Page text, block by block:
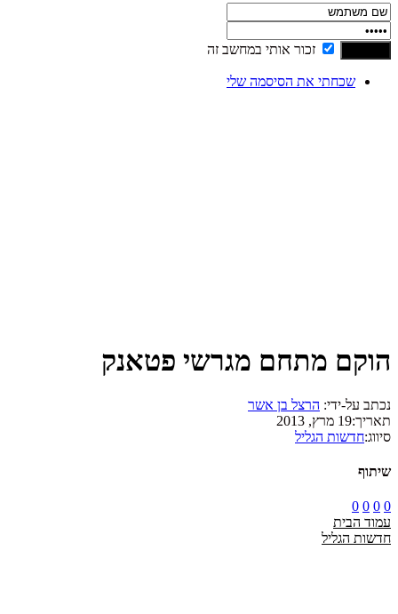
זכור אותי במחשב זה
שכחתי את הסיסמה שלי
הוקם מתחם מגרשי פטאנק
נכתב על-ידי: הרצל בן אשר
תאריך:19 מרץ, 2013
סיווג:חדשות הגליל
שיתוף
0
0
0
0
עמוד הבית
חדשות הגליל